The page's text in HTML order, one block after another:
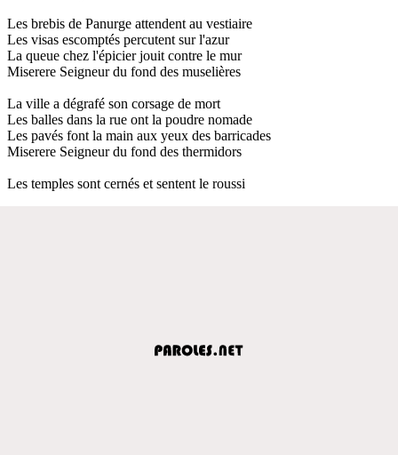
Les brebis de Panurge attendent au vestiaire
Les visas escomptés percutent sur l'azur
La queue chez l'épicier jouit contre le mur
Miserere Seigneur du fond des muselières
La ville a dégrafé son corsage de mort
Les balles dans la rue ont la poudre nomade
Les pavés font la main aux yeux des barricades
Miserere Seigneur du fond des thermidors
Les temples sont cernés et sentent le roussi